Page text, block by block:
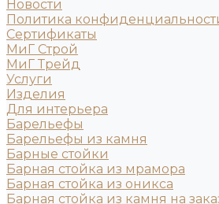
Новости
Политика
Сертификаты
МиГ Строй
МиГ Трейд
Услуги
Изделия
Для интерьера
Барельефы
Барельефы из камня
Барные стойки
Барная стойка из мрамора
Барная стойка из оникса
Барная стойка из камня на